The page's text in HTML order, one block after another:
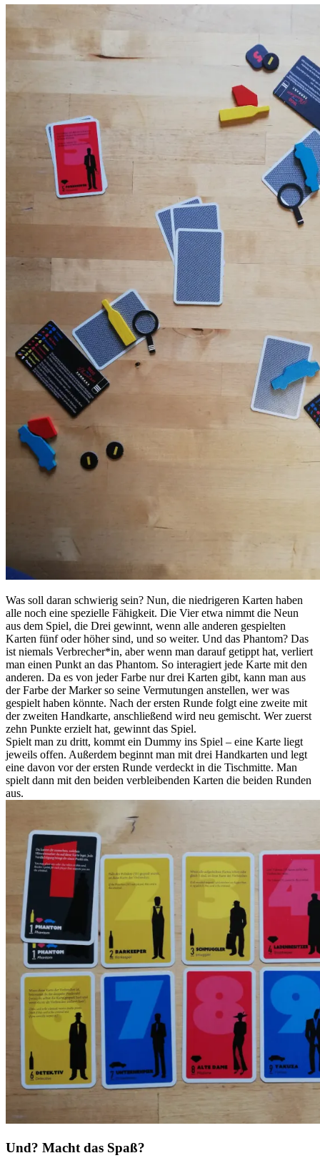
Was soll daran schwierig sein? Nun, die niedrigeren Karten haben
alle noch eine spezielle Fähigkeit. Die Vier etwa nimmt die Neun
aus dem Spiel, die Drei gewinnt, wenn alle anderen gespielten
Karten fünf oder höher sind, und so weiter. Und das Phantom? Das
ist niemals Verbrecher*in, aber wenn man darauf getippt hat, verliert
man einen Punkt an das Phantom. So interagiert jede Karte mit den
anderen. Da es von jeder Farbe nur drei Karten gibt, kann man aus
der Farbe der Marker so seine Vermutungen anstellen, wer was
gespielt haben könnte. Nach der ersten Runde folgt eine zweite mit
der zweiten Handkarte, anschließend wird neu gemischt. Wer zuerst
zehn Punkte erzielt hat, gewinnt das Spiel.
Spielt man zu dritt, kommt ein Dummy ins Spiel – eine Karte liegt
jeweils offen. Außerdem beginnt man mit drei Handkarten und legt
eine davon vor der ersten Runde verdeckt in die Tischmitte. Man
spielt dann mit den beiden verbleibenden Karten die beiden Runden
aus.
Und? Macht das Spaß?